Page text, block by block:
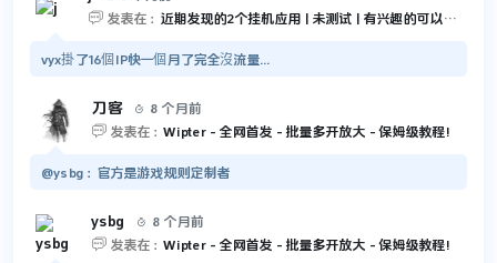
 发表在： 近期发现的2个挂机应用 | 未测试 | 有兴趣的可以尝试一下
vyx掛了16個IP快一個月了完全沒流量...
刀客 
8 个月前
 发表在： Wipter - 全网首发 - 批量多开放大 - 保姆级教程!
@ysbg：官方是游戏规则定制者
ysbg 
8 个月前
 发表在： Wipter - 全网首发 - 批量多开放大 - 保姆级教程!